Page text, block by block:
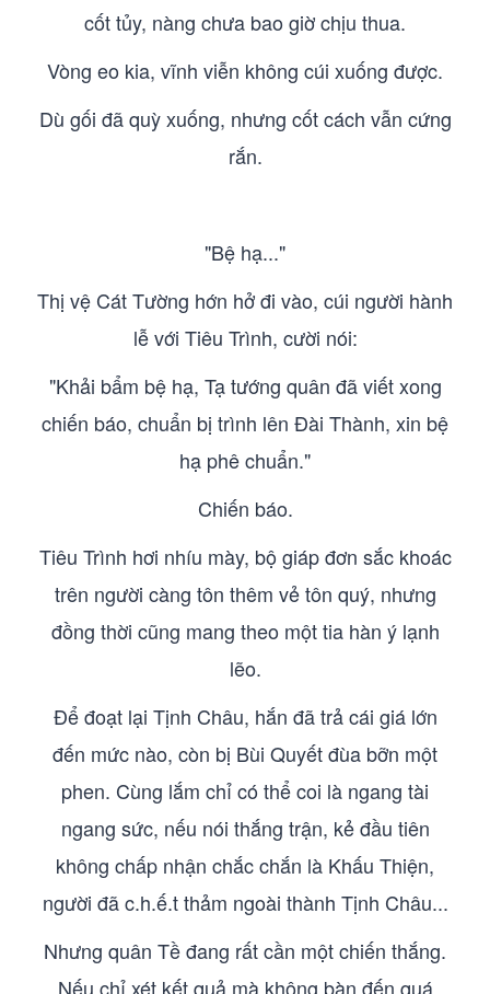
cốt tủy, nàng chưa bao giờ chịu thua.
Vòng eo kia, vĩnh viễn không cúi xuống được.
Dù gối đã quỳ xuống, nhưng cốt cách vẫn cứng
rắn.
"Bệ hạ..."
Thị vệ Cát Tường hớn hở đi vào, cúi người hành
lễ với Tiêu Trình, cười nói:
"Khải bẩm bệ hạ, Tạ tướng quân đã viết xong
chiến báo, chuẩn bị trình lên Đài Thành, xin bệ
hạ phê chuẩn."
Chiến báo.
Tiêu Trình hơi nhíu mày, bộ giáp đơn sắc khoác
trên người càng tôn thêm vẻ tôn quý, nhưng
đồng thời cũng mang theo một tia hàn ý lạnh
lẽo.
Để đoạt lại Tịnh Châu, hắn đã trả cái giá lớn
đến mức nào, còn bị Bùi Quyết đùa bỡn một
phen. Cùng lắm chỉ có thể coi là ngang tài
ngang sức, nếu nói thắng trận, kẻ đầu tiên
không chấp nhận chắc chắn là Khấu Thiện,
người đã c.h.ế.t thảm ngoài thành Tịnh Châu...
Nhưng quân Tề đang rất cần một chiến thắng.
Nếu chỉ xét kết quả mà không bàn đến quá